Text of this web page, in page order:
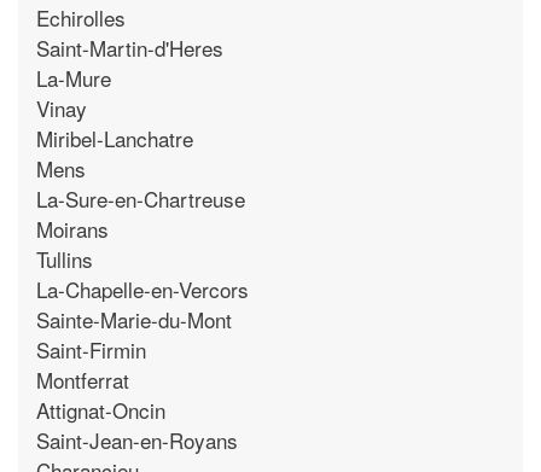
Echirolles
Saint-Martin-d'Heres
La-Mure
Vinay
Miribel-Lanchatre
Mens
La-Sure-en-Chartreuse
Moirans
Tullins
La-Chapelle-en-Vercors
Sainte-Marie-du-Mont
Saint-Firmin
Montferrat
Attignat-Oncin
Saint-Jean-en-Royans